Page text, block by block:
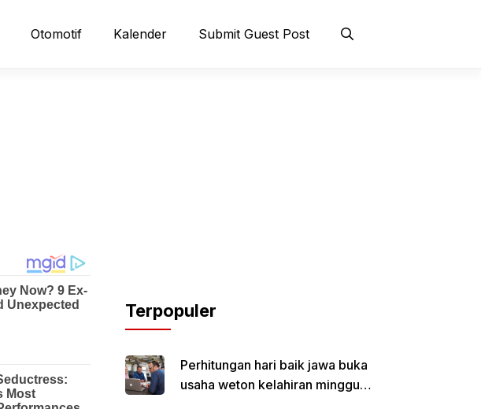
Otomotif Kalender Submit Guest Post
Terpopuler
Perhitungan hari baik jawa buka
usaha weton kelahiran minggu